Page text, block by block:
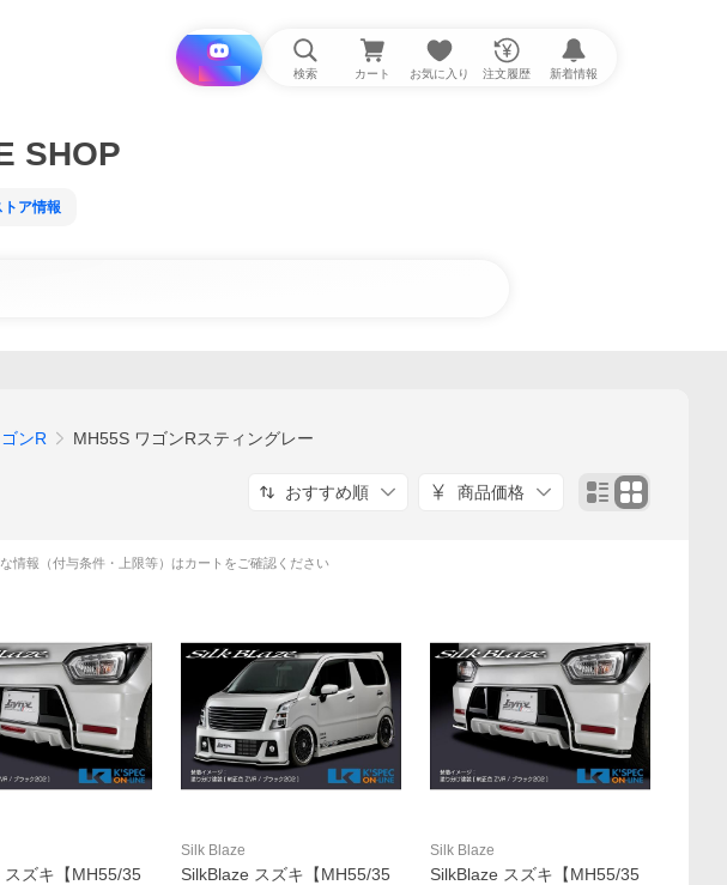
i と探す 検索 カート お気に入り 注文履歴 新着情報
SHOP
トア情報
ンR MH55S ワゴンRスティングレー
おすすめ順 商品価格
情報（付与条件・上限等）はカートをご確認ください
スズキ【MH55/35
Silk Blaze
SilkBlaze スズキ【MH55/35
Silk Blaze
SilkBlaze スズキ【MH55/35